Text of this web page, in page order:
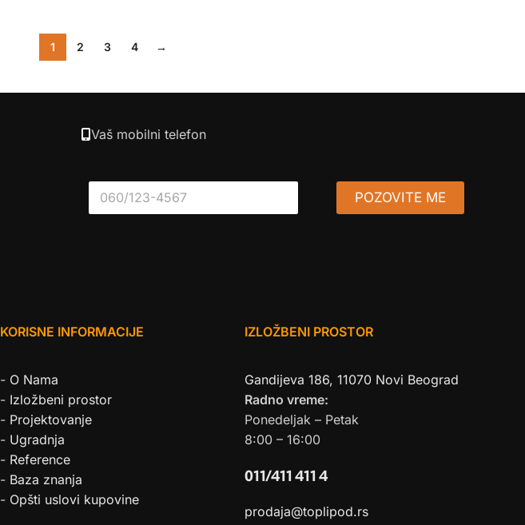
1 2 3 4 →
Vaš mobilni telefon
*
POZOVITE ME
KORISNE INFORMACIJE
- O Nama
- Izložbeni prostor
- Projektovanje
- Ugradnja
- Reference
- Baza znanja
- Opšti uslovi kupovine
IZLOŽBENI PROSTOR
Gandijeva 186, 11070 Novi Beograd
Radno vreme:
Ponedeljak – Petak
8:00 – 16:00
011/411 411 4
prodaja@toplipod.rs